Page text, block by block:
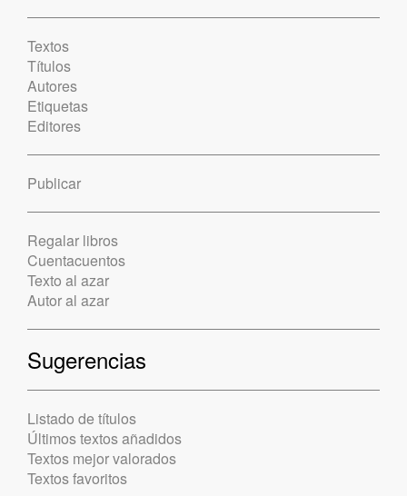
Textos
Títulos
Autores
Etiquetas
Editores
Publicar
Regalar libros
Cuentacuentos
Texto al azar
Autor al azar
Sugerencias
Listado de títulos
Últimos textos añadidos
Textos mejor valorados
Textos favoritos